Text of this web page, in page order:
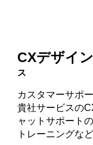
CXデザイ
ス
カスタマーサポ
貴社サービスの
ャットサポート
トレーニングな